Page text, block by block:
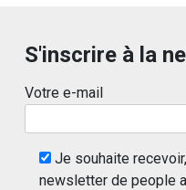
S'inscrire à la
Votre e-mail
Je souhaite
newsletter de people